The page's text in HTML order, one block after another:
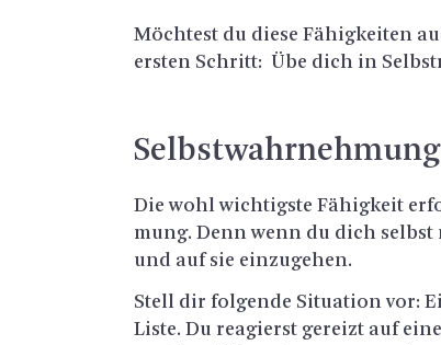
Möch­test du diese Fä­hig­kei­ten
ers­ten Schritt: Übe dich in
Die wohl wich­tigs­te Fä­hig­keit
mung. Denn wenn du dich selbst
und auf sie ein­zu­ge­hen.
Stell dir fol­gen­de Si­tua­ti­on vor:
Lis­te. Du re­agierst ge­reizt auf